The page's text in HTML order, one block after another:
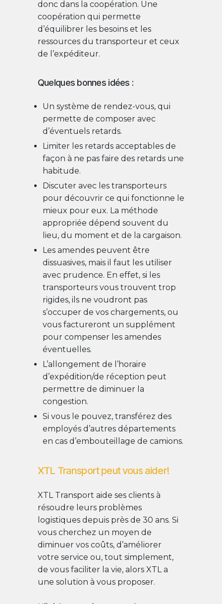
donc dans la coopération. Une
coopération qui permette
d’équilibrer les besoins et les
ressources du transporteur et ceux
de l’expéditeur.
Quelques bonnes idées :
Un système de rendez-vous, qui
permette de composer avec
d’éventuels retards.
Limiter les retards acceptables de
façon à ne pas faire des retards une
habitude.
Discuter avec les transporteurs
pour découvrir ce qui fonctionne le
mieux pour eux. La méthode
appropriée dépend souvent du
lieu, du moment et de la cargaison.
Les amendes peuvent être
dissuasives, mais il faut les utiliser
avec prudence. En effet, si les
transporteurs vous trouvent trop
rigides, ils ne voudront pas
s’occuper de vos chargements, ou
vous factureront un supplément
pour compenser les amendes
éventuelles.
L’allongement de l’horaire
d’expédition/de réception peut
permettre de diminuer la
congestion.
Si vous le pouvez, transférez des
employés d’autres départements
en cas d’embouteillage de camions.
XTL Transport peut vous aider!
XTL Transport aide ses clients à
résoudre leurs problèmes
logistiques depuis près de 30 ans. Si
vous cherchez un moyen de
diminuer vos coûts, d’améliorer
votre service ou, tout simplement,
de vous faciliter la vie, alors XTL a
une solution à vous proposer.